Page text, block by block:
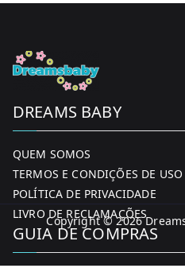
DREAMS BABY
QUEM SOMOS
TERMOS E CONDIÇÕES DE USO
POLÍTICA DE PRIVACIDADE
LIVRO DE RECLAMAÇÕES
GUIA DE COMPRAS
Copyright © 2026